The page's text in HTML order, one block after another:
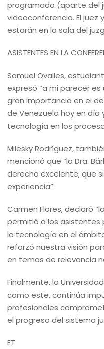
programado (aparte del
videoconferencia. El juez
estarán en la sala del
ASISTENTES EN LA
Samuel Ovalles,
expresó “a mi parecer
gran importancia en el
de Venezuela hoy en día
tecnología en los
Milesky Rodríguez,
mencionó que “la Dra.
derecho excelente, que
experiencia”.
Carmen Flores, declaró
permitió a los asistentes
la tecnología en el
reforzó nuestra visión
en temas de relevancia
Finalmente, la
como este, continúa
profesionales
el progreso del sistema
ET